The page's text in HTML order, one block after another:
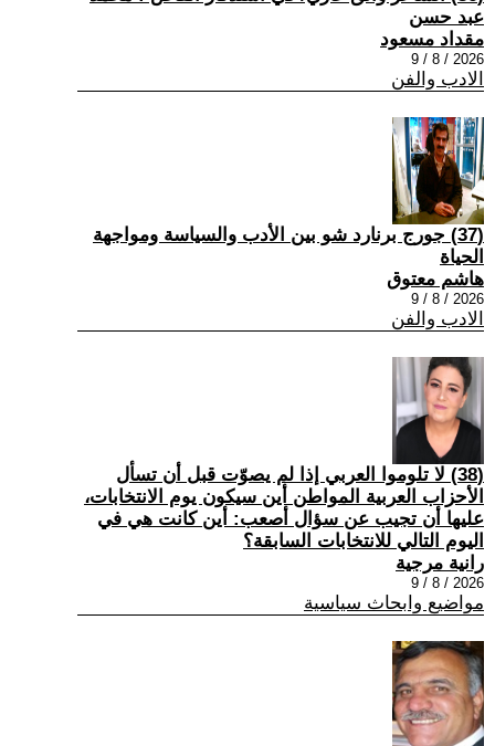
عبد حسن
مقداد مسعود
2026 / 8 / 9
الادب والفن
(37) جورج برنارد شو بين الأدب والسياسة ومواجهة
الحياة
هاشم معتوق
2026 / 8 / 9
الادب والفن
(38) لا تلوموا العربي إذا لم يصوّت قبل أن تسأل
الأحزاب العربية المواطن أين سيكون يوم الانتخابات،
عليها أن تجيب عن سؤال أصعب: أين كانت هي في
اليوم التالي للانتخابات السابقة؟
رانية مرجية
2026 / 8 / 9
مواضيع وابحاث سياسية